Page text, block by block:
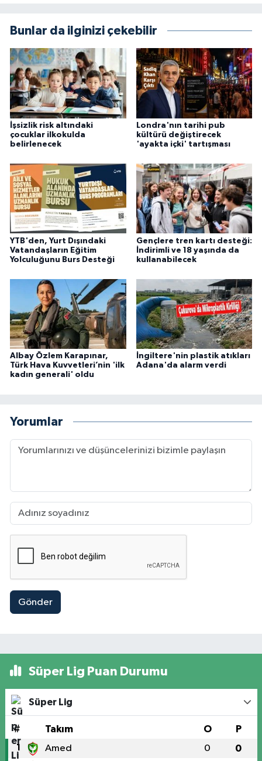
Bunlar da ilginizi çekebilir
İşsizlik risk altındaki
çocuklar ilkokulda
belirlenecek
Londra'nın tarihi pub
kültürü değiştirecek
'ayakta içki' tartışması
YTB'den, Yurt Dışındaki
Vatandaşların Eğitim
Yolculuğunu Burs Desteği
Gençlere tren kartı desteği:
İndirimli ve 18 yaşında da
kullanabilecek
Albay Özlem Karapınar,
Türk Hava Kuvvetleri’nin 'ilk
kadın generali' oldu
İngiltere'nin plastik atıkları
Adana'da alarm verdi
Yorumlar
Gönder
Süper Lig Puan Durumu
Süper Lig
# Takım O P
1 Amed 0 0